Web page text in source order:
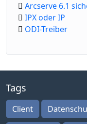
Arcserve 6.1
IPX oder IP
ODI-Treiber
Tags
Client